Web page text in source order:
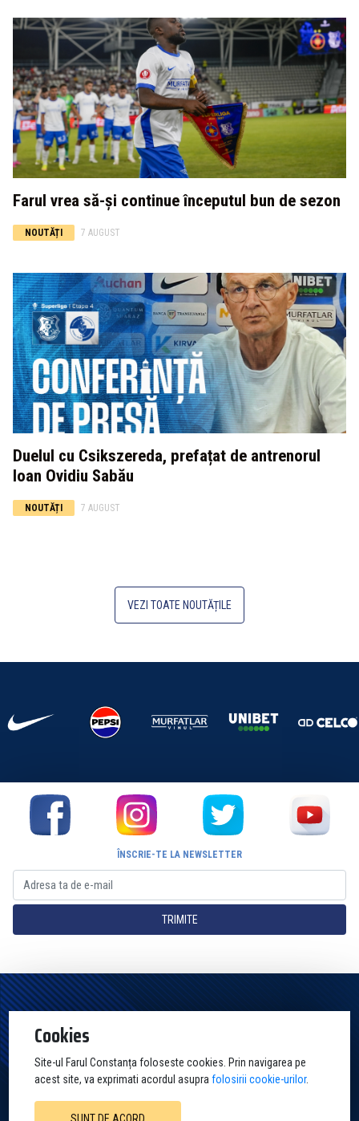
Farul vrea să-și continue începutul bun de sezon
NOUTĂȚI 7 AUGUST
Duelul cu Csikszereda, prefațat de antrenorul
Ioan Ovidiu Sabău
NOUTĂȚI 7 AUGUST
VEZI TOATE NOUTĂȚILE
ÎNSCRIE-TE LA NEWSLETTER
TRIMITE
Cookies
Site-ul Farul Constanța foloseste cookies. Prin navigarea pe
acest site, va exprimati acordul asuprafolosirii cookie-urilor.